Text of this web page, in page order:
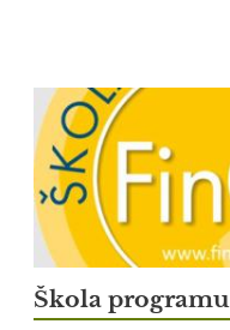
Škola